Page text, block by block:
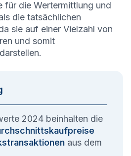
für die Wertermittlung und
die tatsächlichen
sie auf einer Vielzahl von
und somit
2024 beinhalten die
aus dem